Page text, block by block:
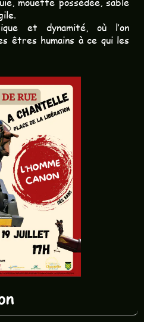
et dynamité, où l’on
êtres humains à ce qui les